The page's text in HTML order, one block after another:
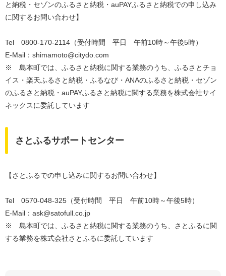
と納税・セゾンのふるさと納税・auPAYふるさと納税での申し込み
に関するお問い合わせ】
Tel 0800-170-2114（受付時間 平日 午前10時～午後5時）
E-Mail：shimamoto@citydo.com
※ 島本町では、ふるさと納税に関する業務のうち、ふるさとチョ
イス・楽天ふるさと納税・ふるなび・ANAのふるさと納税・セゾン
のふるさと納税・auPAYふるさと納税に関する業務を株式会社サイ
ネックスに委託しています
さとふるサポートセンター
【さとふるでの申し込みに関するお問い合わせ】
Tel 0570-048-325（受付時間 平日 午前10時～午後5時）
E-Mail：ask@satofull.co.jp
※ 島本町では、ふるさと納税に関する業務のうち、さとふるに関
する業務を株式会社さとふるに委託しています